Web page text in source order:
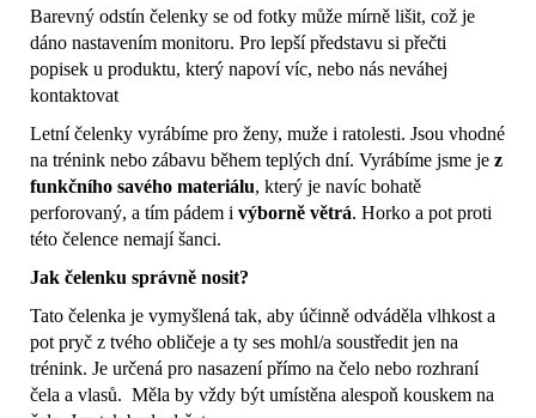
Barevný odstín čelenky se od fotky může mírně lišit, což je
dáno nastavením monitoru. Pro lepší představu si přečti
popisek u produktu, který napoví víc, nebo nás neváhej
kontaktovat
Letní čelenky vyrábíme pro ženy, muže i ratolesti. Jsou vhodné
na trénink nebo zábavu během teplých dní. Vyrábíme jsme je z
funkčního savého materiálu, který je navíc bohatě
perforovaný, a tím pádem i výborně větrá. Horko a pot proti
této čelence nemají šanci.
Jak čelenku správně nosit?
Tato čelenka je vymyšlená tak, aby účinně odváděla vlhkost a
pot pryč z tvého obličeje a ty ses mohl/a soustředit jen na
trénink. Je určená pro nasazení přímo na čelo nebo rozhraní
čela a vlasů. Měla by vždy být umístěna alespoň kouskem na